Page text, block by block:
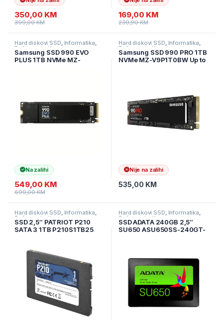
350,00 KM
399,00KM
169,00 KM
239,90KM
Hard diskovi SSD, Informatika,
Računarske Komponente
Samsung SSD 990 EVO
PLUS 1TB NVMe MZ-
Na zalihi
549,00 KM
699,00KM
Hard diskovi SSD, Informatika,
Računarske Komponente
Samsung SSD 990 PRO 1TB
NVMe MZ-V9P1T0BW Up to
Nije na zalihi
535,00 KM
Hard diskovi SSD, Informatika,
Računarske Komponente
SSD 2,5″ PATRIOT P210
SATA 3 1TB P210S1TB25
Hard diskovi SSD, Informatika,
Računarske Komponente
SSD ADATA 240GB 2,5″
SU650 ASU650SS-240GT-